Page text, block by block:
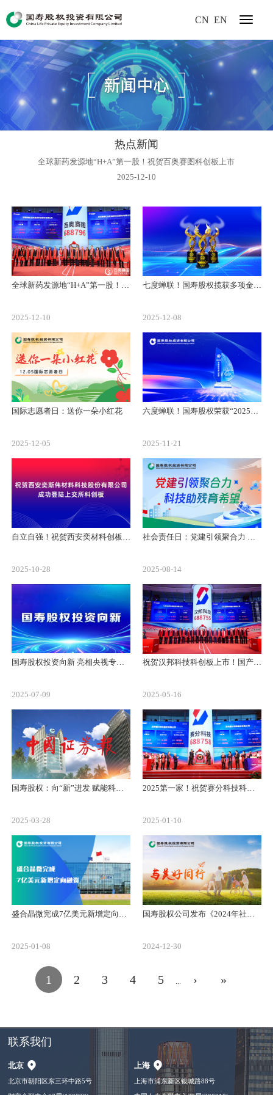
CN EN
热点新闻
全球新药发源地“H+A”第一股！祝贺百奥赛图科创板上市
2025-12-10
全球新药发源地“H+A”第一股！祝贺百奥赛图科创板上市
2025-12-10
七度蝉联！国寿股权揽获多项金牛大奖
2025-12-08
国际志愿者日：送你一朵小红花
2025-12-05
六度蝉联！国寿股权荣获“2025保险资金‘长钱长投’方舟奖”
2025-11-21
自立自强！祝贺西安奕材科创板上市
2025-10-28
社会责任日：党建引领聚合力 科技助残育希望
2025-08-14
国寿股权投资向新 亮相央视专题采访
2025-07-09
祝贺汉邦科技科创板上市！国产色谱纯化装备领域第一股
2025-05-16
国寿股权：向“新”进发 赋能科创企业发展“加速度”
2025-03-28
2025第一家！祝贺赛分科技科创板上市
2025-01-10
盛合晶微完成7亿美元新增定向融资
2025-01-08
国寿股权公司发布《2024年社会责任暨ESG报告》
2024-12-30
1 2 3 4 5 ... › »
联系我们
北京
北京市朝阳区东三环中路5号
上海
上海市浦东新区银城路88号